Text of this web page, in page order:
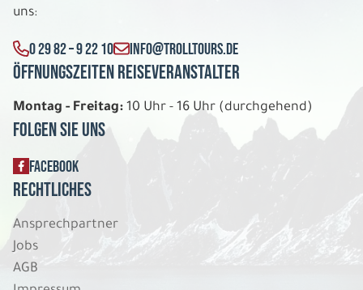
uns:
0 29 82 – 9 22 10 INFO@TROLLTOURS.DE
Öffnungszeiten Reiseveranstalter
Montag - Freitag: 10 Uhr - 16 Uhr (durchgehend)
Folgen Sie uns
FACEBOOK
Rechtliches
Ansprechpartner
Jobs
AGB